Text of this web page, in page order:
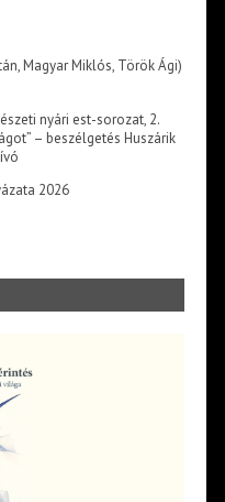
Magyar Miklós, Török Ági)
nyári est-sorozat, 2.
– beszélgetés Huszárik
2026